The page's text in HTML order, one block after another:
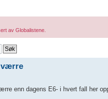
av Globalistene.
værre
enn dagens E6- i hvert fall her